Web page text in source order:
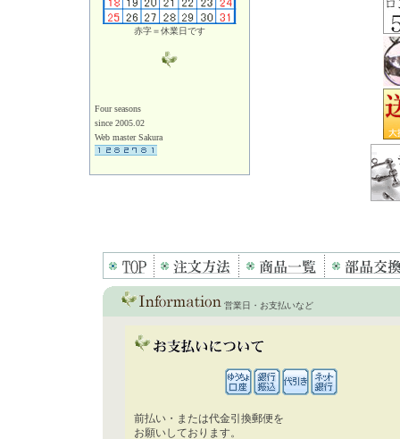
赤字＝休業日です
Four seasons
since 2005.02
Web master Sakura
営業日・お支払いなど
前払い・または代金引換郵便を
お願いしております。